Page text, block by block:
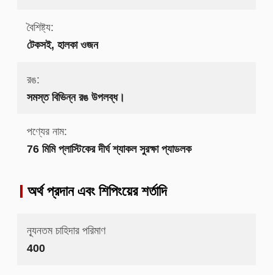
বৈশিষ্ট্য:
টেকসই, হালকা ওজন
রঙ:
সমস্ত বিভিন্ন রঙ উপলব্ধ।
পণ্যের নাম:
76 মিমি প্লাস্টিকের দীর্ঘ শ্যাকল সুরক্ষা প্যাডলক
অর্থ প্রদান এবং শিপিংয়ের শর্তাদি
ন্যূনতম চাহিদার পরিমাণ
400